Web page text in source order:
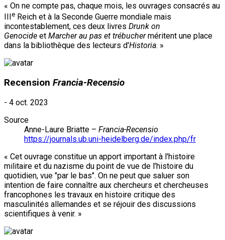
« On ne compte pas, chaque mois, les ouvrages consacrés au
IIIe Reich et à la Seconde Guerre mondiale mais
incontestablement, ces deux livres Drunk on
Genocide et Marcher au pas et trébucherméritent une place
dans la bibliothèque des lecteurs d'Historia. »
Recension Francia-Recensio
- 4 oct. 2023
Source
Anne-Laure Briatte – Francia-Recensio
https://journals.ub.uni-heidelberg.de/index.php/fr
« Cet ouvrage constitue un apport important à l'histoire
militaire et du nazisme du point de vue de l’histoire du
quotidien, vue "par le bas". On ne peut que saluer son
intention de faire connaître aux chercheurs et chercheuses
francophones les travaux en histoire critique des
masculinités allemandes et se réjouir des discussions
scientifiques à venir. »